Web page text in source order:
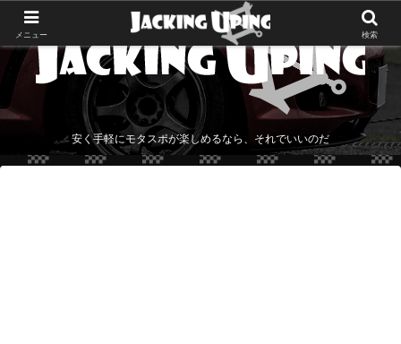
安く手軽にモタスポが楽しめるなら、それでいいのだ
メニュー 検索